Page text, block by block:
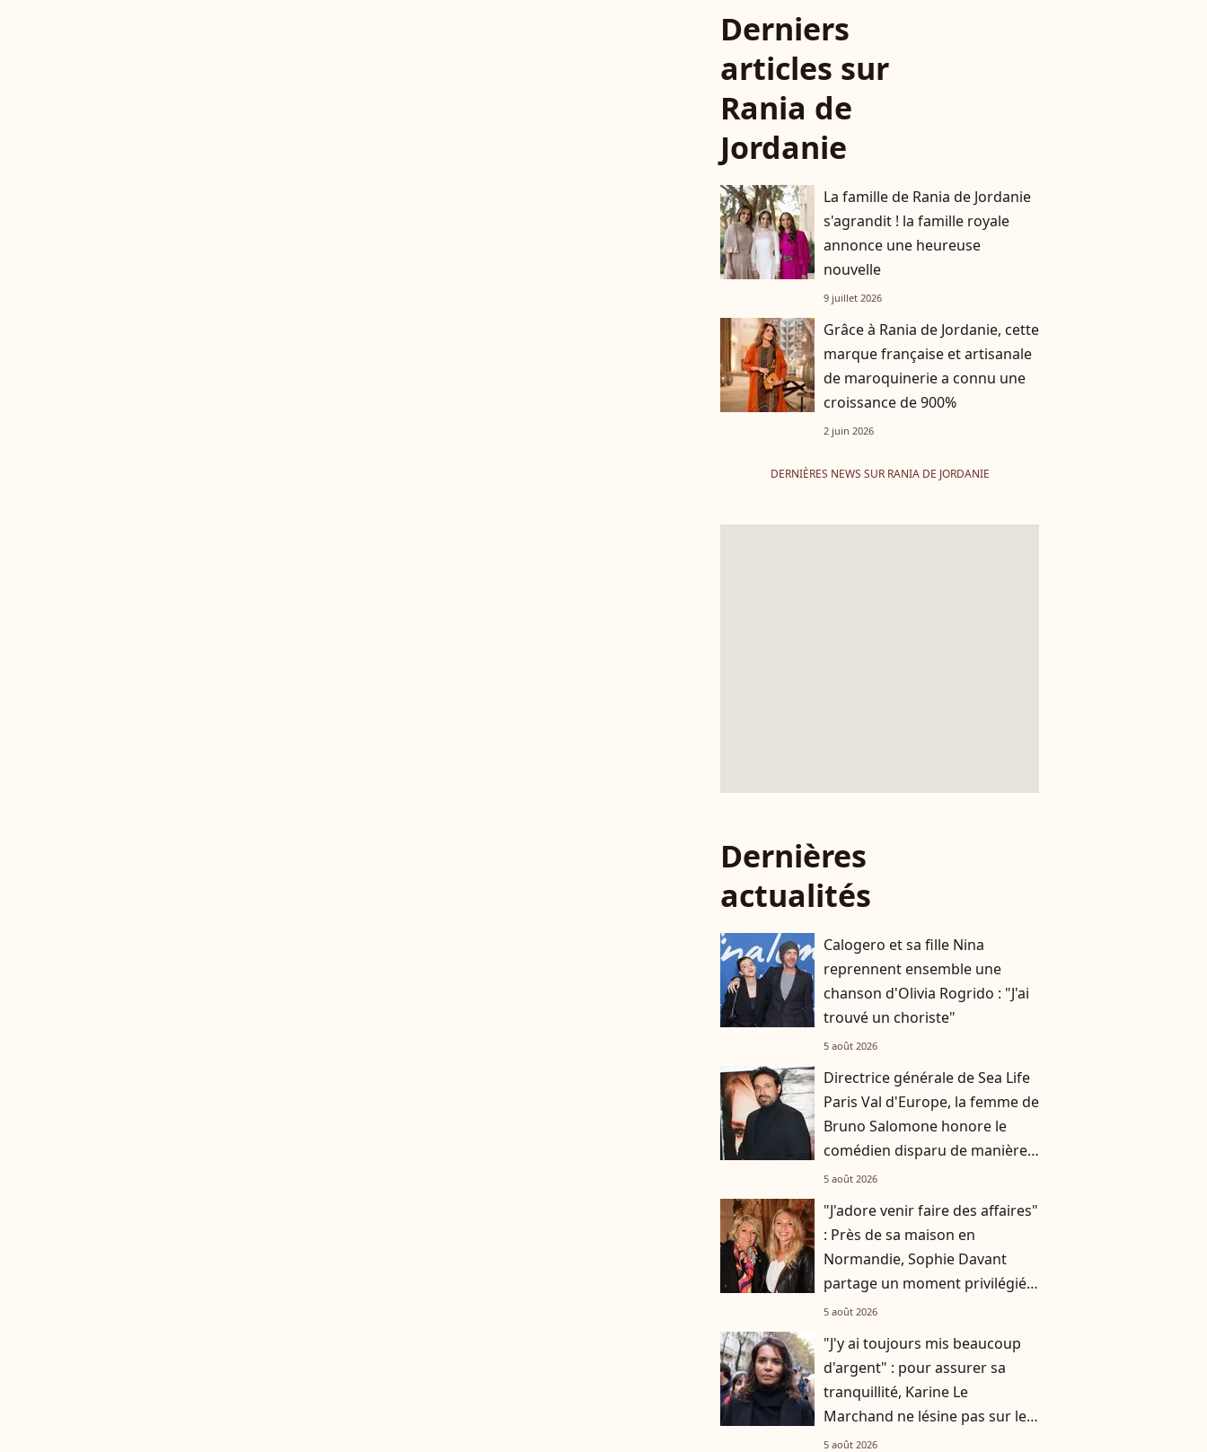
Derniers
articles sur
Rania de
Jordanie
La famille de Rania de Jordanie
s'agrandit ! la famille royale
annonce une heureuse
nouvelle
9 juillet 2026
Grâce à Rania de Jordanie, cette
marque française et artisanale
de maroquinerie a connu une
croissance de 900%
2 juin 2026
DERNIÈRES NEWS SUR RANIA DE JORDANIE
Dernières
actualités
Calogero et sa fille Nina
reprennent ensemble une
chanson d'Olivia Rogrido : "J'ai
trouvé un choriste"
5 août 2026
Directrice générale de Sea Life
Paris Val d'Europe, la femme de
Bruno Salomone honore le
comédien disparu de manière
originale
5 août 2026
"J'adore venir faire des affaires"
: Près de sa maison en
Normandie, Sophie Davant
partage un moment privilégié
avec sa fille Valentine au
5 août 2026
"J'y ai toujours mis beaucoup
d'argent" : pour assurer sa
tranquillité, Karine Le
Marchand ne lésine pas sur les
moyens
5 août 2026